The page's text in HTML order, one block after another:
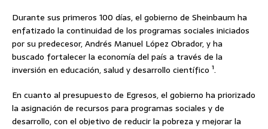
Durante sus primeros 100 días, el gobierno de Sheinbaum ha
enfatizado la continuidad de los programas sociales iniciados
por su predecesor, Andrés Manuel López Obrador, y ha
buscado fortalecer la economía del país a través de la
inversión en educación, salud y desarrollo científico ¹.
En cuanto al presupuesto de Egresos, el gobierno ha priorizado
la asignación de recursos para programas sociales y de
desarrollo, con el objetivo de reducir la pobreza y mejorar la